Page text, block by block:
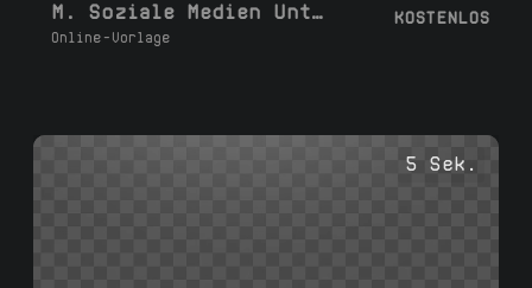
M. Soziale Medien Untertitel L
Online-Vorlage
KOSTENLOS
5 Sek.